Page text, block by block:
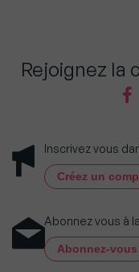
Rejoignez la
Inscrivez vous
Créez un
Abonnez vous à
Abonnez-vous